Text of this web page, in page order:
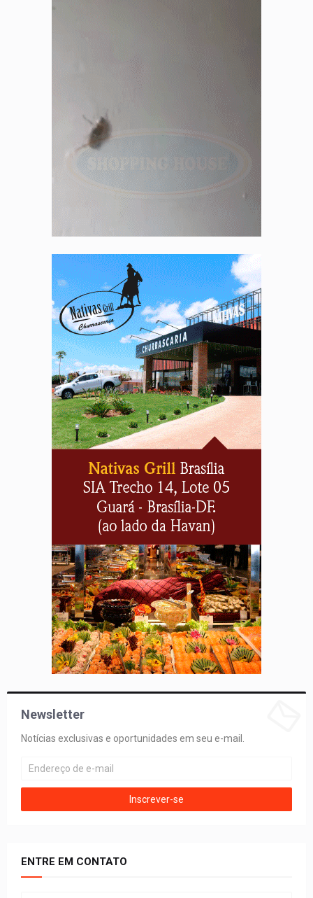
Newsletter
Notícias exclusivas e oportunidades em seu e-mail.
ENTRE EM CONTATO